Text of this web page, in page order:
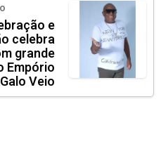
e
celebra
grande
Empório
Galo Veio